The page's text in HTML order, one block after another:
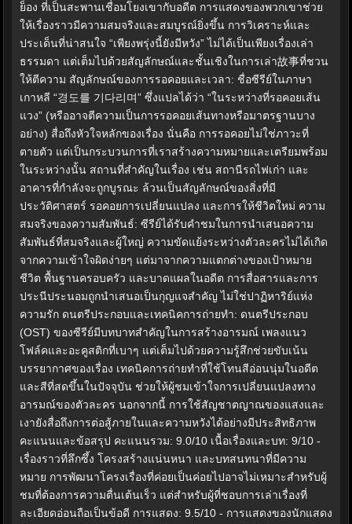
ย็อง ที่เป็นสะพานเชื่อมโยงเขากับอดีต การแสดงของพวกเขาช่วย
ให้เรื่องราวมีความสมจริงและสมบูรณ์ยิ่งขึ้น การวิเคราะห์และ
ประเด็นที่น่าสนใจ “เพียงพรุ่งนี้ยังมีหวัง” ไม่ได้เป็นเพียงเรื่องเล่า
ธรรมดา แต่เต็มไปด้วยสัญลักษณ์และชั้นเชิงในการเล่า故事ที่ชวน
ให้ตีความ สัญลักษณ์ของการรอคอยและเวลา: ชื่อซีรีย์ในภาษา
เกาหลี “경도를 기다리며” ซึ่งแปลได้ว่า “ในระหว่างที่รอคอยเส้น
แวง” (หรืออาจตีความเป็นการรอคอยเส้นทางหรือมาตรฐานบาง
อย่าง) สื่อถึงหัวใจหลักของเรื่อง นั่นคือ การรอคอยไม่ใช่ภาวะที่
ตายตัว แต่เป็นกระบวนการที่เราสร้างความหมายและเตรียมพร้อม
ในระหว่างนั้น สถานที่สำคัญในเรื่อง เช่น สถานีรถไฟเก่า และ
อาคารที่กำลังจะถูกบูรณะ ล้วนเป็นสัญลักษณ์ของสิ่งที่มี
ประวัติศาสตร์ รอคอยการเปลี่ยนแปลง และการให้ชีวิตใหม่ ความ
สมจริงของความสัมพันธ์: ซีรีย์ได้รับคำชมในการนำเสนอความ
สัมพันธ์ที่สมจริงและผู้ใหญ่ ความขัดแย้งระหว่างตัวละครไม่ได้เกิด
จากความเข้าใจผิดง่ายๆ แต่มาจากความแตกต่างของเป้าหมาย
ชีวิต พื้นฐานครอบครัว และบาดแผลในอดีต การสื่อสารและการ
ประนีประนอมถูกนำเสนอเป็นกุญแจสำคัญ ไม่ใช่ปาฏิหาริย์แห่ง
ความรัก ดนตรีประกอบและเทคนิคการถ่ายทำ: ดนตรีประกอบ
(OST) ของซีรีย์มีบทบาทสำคัญในการสร้างอารมณ์ เพลงแนว
โฟล์คและอะคูสติกที่เบาๆ แต่เต็มไปด้วยความรู้สึกช่วยขับเน้น
บรรยากาศของเรื่อง เทคนิคการถ่ายทำที่ใช้โทนสีอ่อนนุ่มในอดีต
และสีที่สดขึ้นในปัจจุบัน ช่วยให้ผู้ชมเข้าใจการเปลี่ยนแปลงทาง
อารมณ์ของตัวละคร นอกจากนี้ การใช้สัญชาตญาณของแสงและ
เงายังสื่อถึงการต่อสู้ภายในและความหวังได้อย่างมีประสิทธิภาพ
คะแนนและข้อสรุป คะแนนรวม: 9.0/10 เนื้อเรื่องและบท: 9/10 -
เรื่องราวที่ลึกซึ้ง โครงสร้างแน่นหนา และบทสนทนาที่มีความ
หมาย การพัฒนาโครงเรื่องที่ค่อยเป็นค่อยไปอาจไม่เหมาะสำหรับผู้
ชมที่ต้องการความตื่นเต้นเร็ว แต่สำหรับผู้ที่ชอบการเล่าเรื่องที่
ละเอียดอ่อนถือเป็นข้อดี การแสดง: 9.5/10 - การแสดงของนักแสดง